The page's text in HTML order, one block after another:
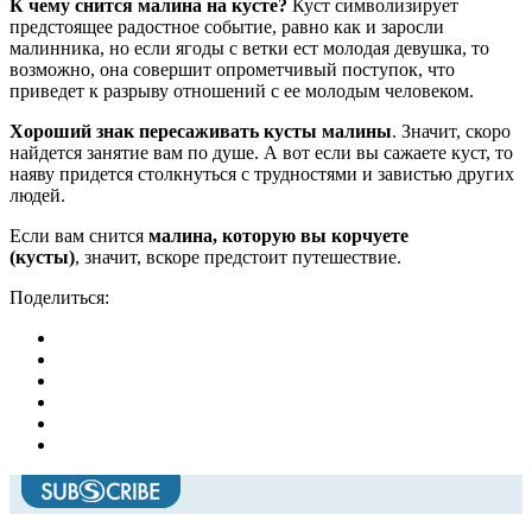
К чему снится малина на кусте? Куст символизирует
предстоящее радостное событие, равно как и заросли
малинника, но если ягоды с ветки ест молодая девушка, то
возможно, она совершит опрометчивый поступок, что
приведет к разрыву отношений с ее молодым человеком.
Хороший знак пересаживать кусты малины. Значит, скоро
найдется занятие вам по душе. А вот если вы сажаете куст, то
наяву придется столкнуться с трудностями и завистью других
людей.
Если вам снится малина, которую вы корчуете
(кусты), значит, вскоре предстоит путешествие.
Поделиться: